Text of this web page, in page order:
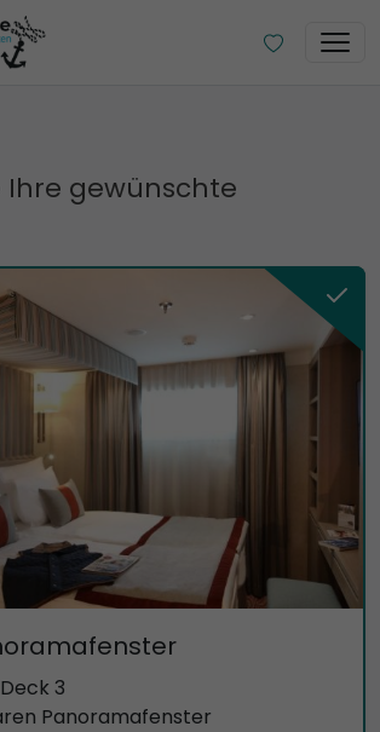
Ihre gewünschte
3
Panoramafenster